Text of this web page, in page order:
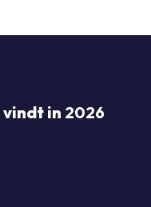
vindt in 2026